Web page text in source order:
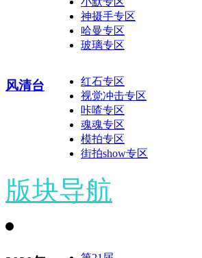
神摄手专区
哈曼专区
玻璃专区
风清台
红石专区
视觉冲击专区
咔喳专区
魂魂专区
模拍专区
街拍show专区
版块导航